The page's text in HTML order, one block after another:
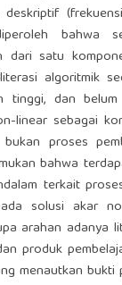
bahwa
dari satu
algoritmik
tinggi, dan
linear sebagai
proses
bahwa
terkait
solusi akar
arahan adanya
produk
menautkan bukti